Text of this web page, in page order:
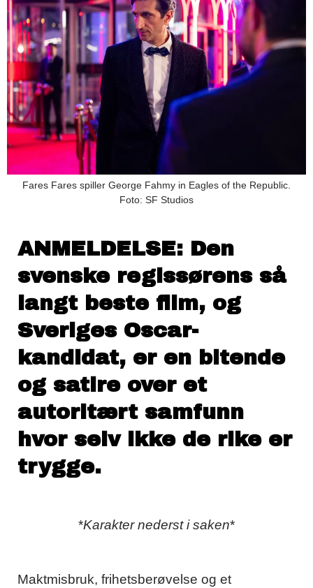
Fares Fares spiller George Fahmy in Eagles of the Republic.
Foto: SF Studios
ANMELDELSE: Den
svenske regissørens så
langt beste film, og
Sveriges Oscar-
kandidat, er en bitende
og satire over et
autoritært samfunn
hvor selv ikke de rike er
trygge.
*Karakter nederst i saken*
Maktmisbruk, frihetsberøvelse og et